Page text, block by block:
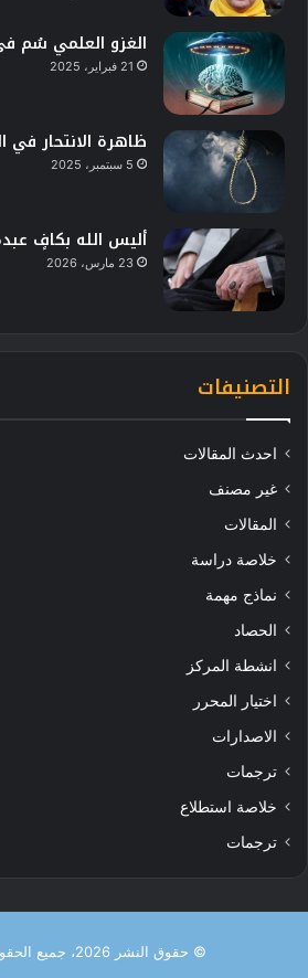
الغزو العلمي سُم
21 فبراير، 2025
ظاهرة الانتحار في
5 سبتمبر، 2025
أليس الله بكافٍ
23 مارس، 2026
التصنيفات
احدث المقالات
غير مصنف
المقالات
خلاصة دراسة
نماذج مهمة
الحصاد
انشطة المركز
اختيار المحرر
الاصدارات
ترجمات
خلاصة استطلاع
ترجمات
© حقوق النشر 2026، جميع الحقوق محفوظة